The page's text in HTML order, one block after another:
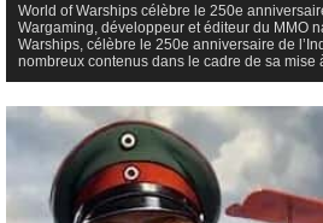
World of Warships célèbre le 250e
Wargaming, développeur et éditeur du MMO
Warships, célèbre le 250e anniversaire de
nombreux contenus dans le cadre de sa mise